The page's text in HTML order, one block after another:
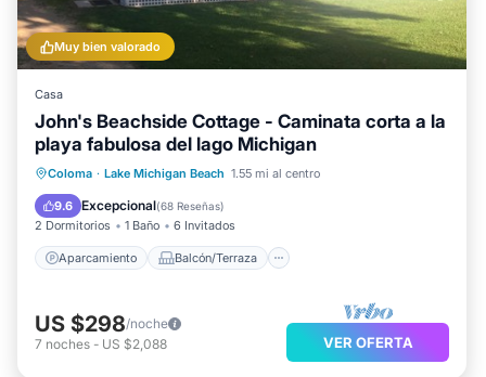
Muy bien valorado
Casa
John's Beachside Cottage - Caminata corta a la
playa fabulosa del lago Michigan
Coloma · Lake Michigan Beach 1.55 mi al centro
9.6 Excepcional(68 Reseñas)
2 Dormitorios 1 Baño 6 Invitados
Aparcamiento Balcón/Terraza
Aparcamiento
Balcón/Terraza
Cocina
Aire acondicionado
US $298/noche
7 noches - US $2,088 VER OFERTA